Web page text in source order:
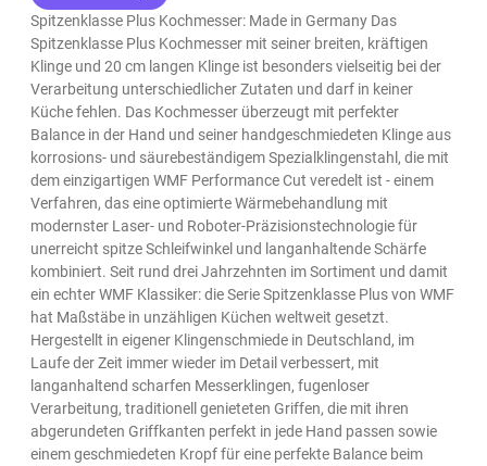
Spitzenklasse Plus Kochmesser: Made in Germany Das
Spitzenklasse Plus Kochmesser mit seiner breiten, kräftigen
Klinge und 20 cm langen Klinge ist besonders vielseitig bei der
Verarbeitung unterschiedlicher Zutaten und darf in keiner
Küche fehlen. Das Kochmesser überzeugt mit perfekter
Balance in der Hand und seiner handgeschmiedeten Klinge aus
korrosions- und säurebeständigem Spezialklingenstahl, die mit
dem einzigartigen WMF Performance Cut veredelt ist - einem
Verfahren, das eine optimierte Wärmebehandlung mit
modernster Laser- und Roboter-Präzisionstechnologie für
unerreicht spitze Schleifwinkel und langanhaltende Schärfe
kombiniert. Seit rund drei Jahrzehnten im Sortiment und damit
ein echter WMF Klassiker: die Serie Spitzenklasse Plus von WMF
hat Maßstäbe in unzähligen Küchen weltweit gesetzt.
Hergestellt in eigener Klingenschmiede in Deutschland, im
Laufe der Zeit immer wieder im Detail verbessert, mit
langanhaltend scharfen Messerklingen, fugenloser
Verarbeitung, traditionell genieteten Griffen, die mit ihren
abgerundeten Griffkanten perfekt in jede Hand passen sowie
einem geschmiedeten Kropf für eine perfekte Balance beim